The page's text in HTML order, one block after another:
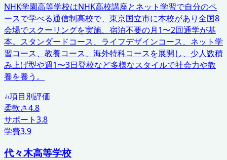
NHK学園高等学校はNHK高校講座とネット学習で自分のペ
ースで学べる通信制高校で、東京国立市に本校があり全国8
会場でスクーリングを実施、宿泊不要の月1〜2回通学が基
本。スタンダードコース、ライフデザインコース、ネット学
習コース、教養コース、海外特科コースを展開し、少人数積
み上げ型や週1〜3日登校など多様なスタイルで社会力や教
養を養う。
項目別評価
柔軟さ4.8
サポート3.8
学費3.9
代々木高等学校